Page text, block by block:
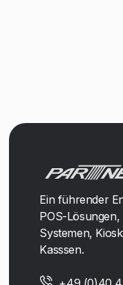
Ein führender
POS-
Systemen,
Kasssen.